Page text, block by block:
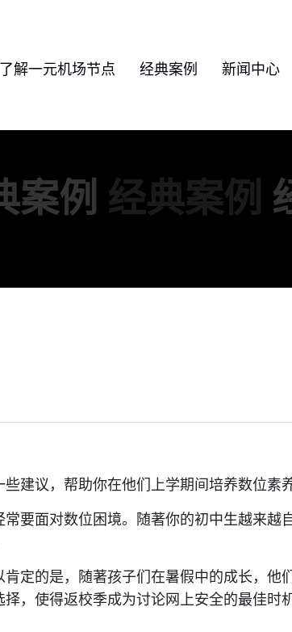
了解一元机场节点 经典案例 新闻中心
案例 经典案例
建议，帮助你在他们上学期间培养数位素养
要面对数位困境。随著你的初中生越来越
定的是，随著孩子们在暑假中的成长，他
，使得返校季成为讨论网上安全的最佳时机